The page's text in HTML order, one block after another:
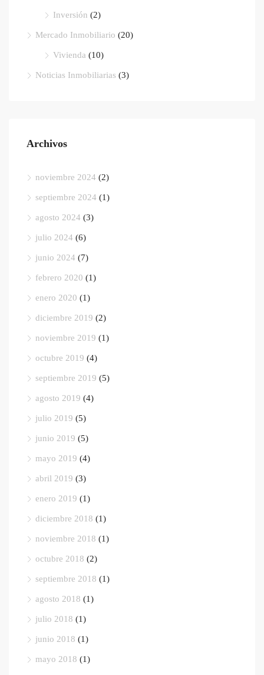
Inversión (2)
Mercado Inmobiliario (20)
Vivienda (10)
Noticias Inmobiliarias (3)
Archivos
noviembre 2024 (2)
septiembre 2024 (1)
agosto 2024 (3)
julio 2024 (6)
junio 2024 (7)
febrero 2020 (1)
enero 2020 (1)
diciembre 2019 (2)
noviembre 2019 (1)
octubre 2019 (4)
septiembre 2019 (5)
agosto 2019 (4)
julio 2019 (5)
junio 2019 (5)
mayo 2019 (4)
abril 2019 (3)
enero 2019 (1)
diciembre 2018 (1)
noviembre 2018 (1)
octubre 2018 (2)
septiembre 2018 (1)
agosto 2018 (1)
julio 2018 (1)
junio 2018 (1)
mayo 2018 (1)